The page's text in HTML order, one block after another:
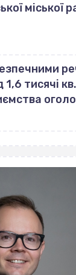
міської
тисячі